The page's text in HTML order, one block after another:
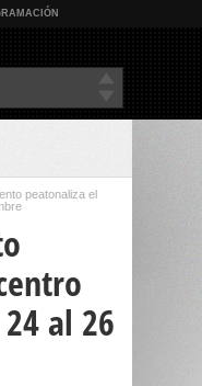
peatonaliza el
al 26